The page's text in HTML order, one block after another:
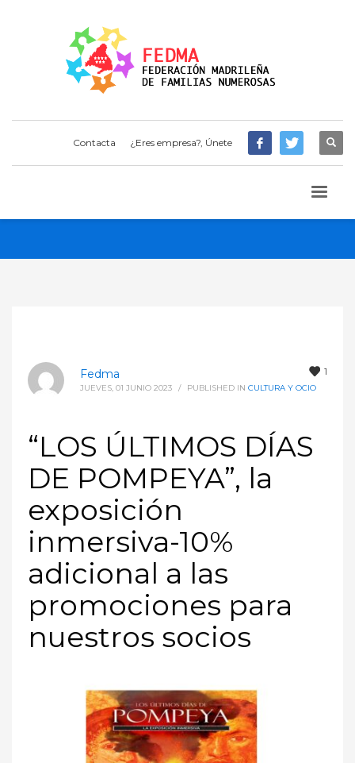
Contacta ¿Eres empresa?, Únete
1
Fedma
JUEVES, 01 JUNIO 2023 / PUBLISHED IN CULTURA Y OCIO
“LOS ÚLTIMOS DÍAS
DE POMPEYA”, la
exposición
inmersiva-10%
adicional a las
promociones para
nuestros socios